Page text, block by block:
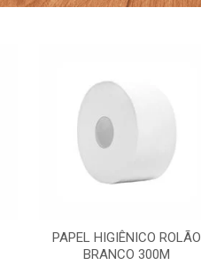
PAPEL HIGIÊNICO ROLÃO
BRANCO 300M